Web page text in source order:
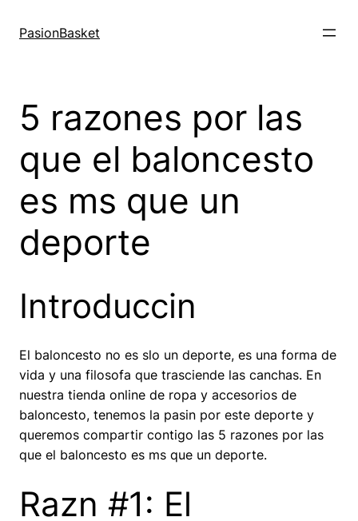
PasionBasket
5 razones por las
que el baloncesto
es ms que un
deporte
Introduccin
El baloncesto no es slo un deporte, es una forma de
vida y una filosofa que trasciende las canchas. En
nuestra tienda online de ropa y accesorios de
baloncesto, tenemos la pasin por este deporte y
queremos compartir contigo las 5 razones por las
que el baloncesto es ms que un deporte.
Razn #1: El